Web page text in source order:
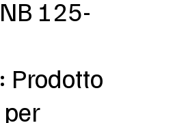
125-
Prodotto